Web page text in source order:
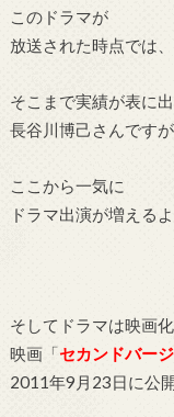
このドラマが
放送された時点では、
そこまで実績が表に
長谷川博己さんですが
ここから一気に
ドラマ出演が増える
そしてドラマは映画化
映画「セカンドバー
2011年9月23日に公